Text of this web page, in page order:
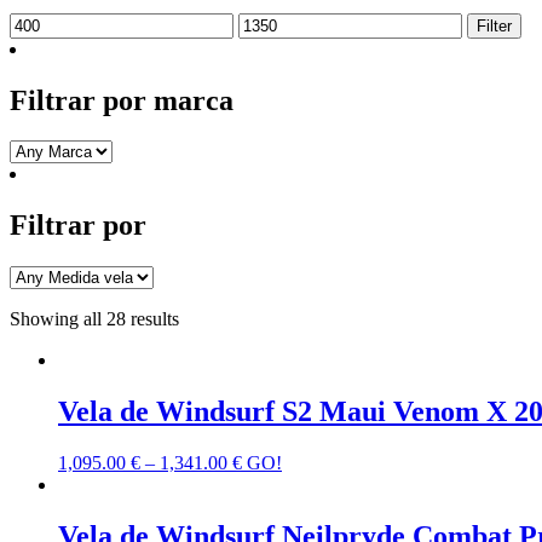
Min
price
Max
price
Filter
Filtrar por marca
Filtrar por
Showing all 28 results
Vela de Windsurf S2 Maui Venom X
1,095.00 € – 1,341.00 € GO!